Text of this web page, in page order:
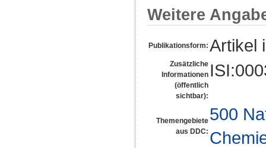
Weitere
Publikationsform: Artikel
Zusätzliche
Informationen
(öffentlich
sichtbar):
Themengebiete
aus DDC:
500